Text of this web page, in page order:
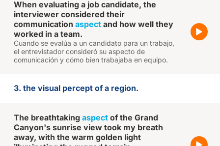
When evaluating a job candidate, the
interviewer considered their
communication aspect and how well they
worked in a team.
Cuando se evalúa a un candidato para un trabajo,
el entrevistador consideró su aspecto de
comunicación y cómo bien trabajaba en equipo.
3. the visual percept of a region.
The breathtaking aspect of the Grand
Canyon's sunrise view took my breath
away, with the warm golden light